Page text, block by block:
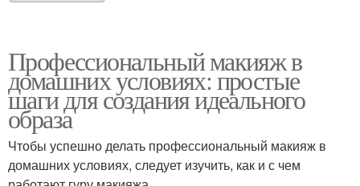
Профессиональный макияж в
домашних условиях: простые
шаги для создания идеального
образа
Чтобы успешно делать профессиональный макияж в
домашних условиях, следует изучить, как и с чем